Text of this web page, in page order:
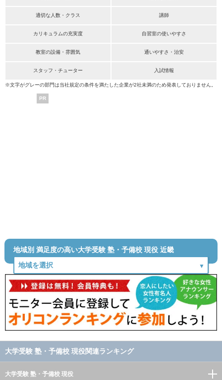
適切な人数・クラス 講師
カリキュラムの充実度 自習室の使いやすさ
教室の設備・雰囲気 通いやすさ・治安
スタッフ・チューター 入試情報
※文字がグレーの部門は当社規定の条件を満たした企業が2社未満のため発表しておりません。
PR
地域別 満足度の高い大学受験 塾・予備校 現役 近畿
大学受験 塾・予備校 現役関連ランキング
大学受験 塾・予備校 現役